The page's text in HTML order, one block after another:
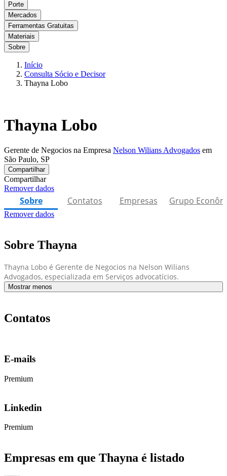
Porte
Mercados
Ferramentas Gratuitas
Materiais
Sobre
Início
Consulta Sócio e Decisor
Thayna Lobo
Thayna Lobo
Gerente de Negocios na Empresa Nelson Wilians Advogados em
São Paulo, SP
Compartilhar
Compartilhar
Remover dados
Sobre Contatos Empresas Grupo
Remover dados
Sobre Thayna
Thayna Lobo é Gerente de Negocios na Nelson Wilians
Advogados, especializada em Serviços advocatícios.
Mostrar menos
Contatos
E-mails
Premium
Linkedin
Premium
Empresas em que Thayna é listado